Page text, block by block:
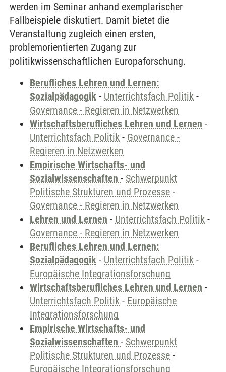
werden im Seminar anhand exemplarischer
Fallbeispiele diskutiert. Damit bietet die
Veranstaltung zugleich einen ersten,
problemorientierten Zugang zur
politikwissenschaftlichen Europaforschung.
Berufliches Lehren und Lernen:
Sozialpädagogik - Unterrichtsfach Politik -
Governance - Regieren in Netzwerken
Wirtschaftsberufliches Lehren und Lernen -
Unterrichtsfach Politik - Governance -
Regieren in Netzwerken
Empirische Wirtschafts- und
Sozialwissenschaften - Schwerpunkt
Politische Strukturen und Prozesse -
Governance - Regieren in Netzwerken
Lehren und Lernen - Unterrichtsfach Politik -
Governance - Regieren in Netzwerken
Berufliches Lehren und Lernen:
Sozialpädagogik - Unterrichtsfach Politik -
Europäische Integrationsforschung
Wirtschaftsberufliches Lehren und Lernen -
Unterrichtsfach Politik - Europäische
Integrationsforschung
Empirische Wirtschafts- und
Sozialwissenschaften - Schwerpunkt
Politische Strukturen und Prozesse -
Europäische Integrationsforschung